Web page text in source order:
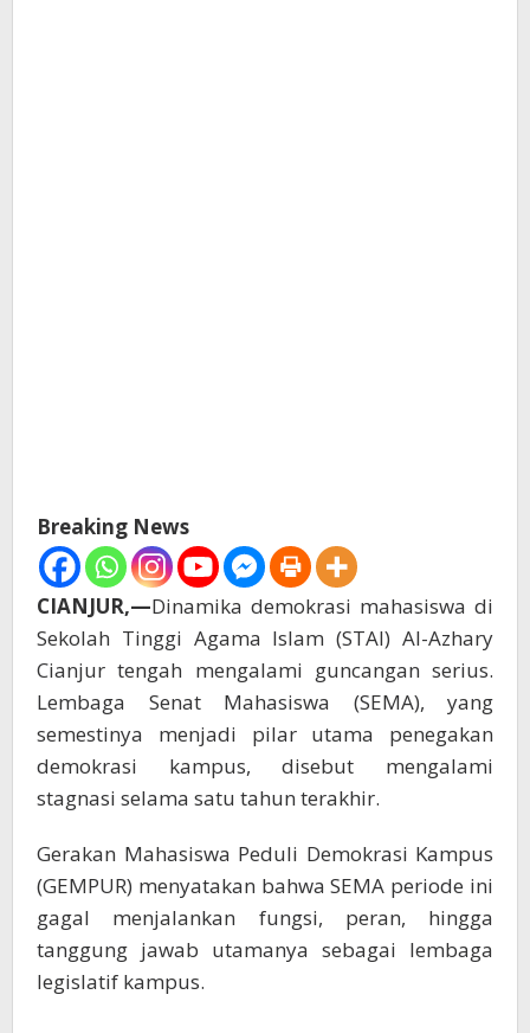
Breaking News
CIANJUR,—Dinamika demokrasi mahasiswa di
Sekolah Tinggi Agama Islam (STAI) Al-Azhary
Cianjur tengah mengalami guncangan serius.
Lembaga Senat Mahasiswa (SEMA), yang
semestinya menjadi pilar utama penegakan
demokrasi kampus, disebut mengalami
stagnasi selama satu tahun terakhir.
Gerakan Mahasiswa Peduli Demokrasi Kampus
(GEMPUR) menyatakan bahwa SEMA periode ini
gagal menjalankan fungsi, peran, hingga
tanggung jawab utamanya sebagai lembaga
legislatif kampus.